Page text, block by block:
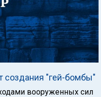
создания "гей-бомбы"
вооруженных сил